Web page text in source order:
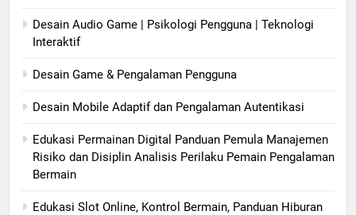
Desain Audio Game | Psikologi Pengguna | Teknologi
Interaktif
Desain Game & Pengalaman Pengguna
Desain Mobile Adaptif dan Pengalaman Autentikasi
Edukasi Permainan Digital Panduan Pemula Manajemen
Risiko dan Disiplin Analisis Perilaku Pemain Pengalaman
Bermain
Edukasi Slot Online, Kontrol Bermain, Panduan Hiburan